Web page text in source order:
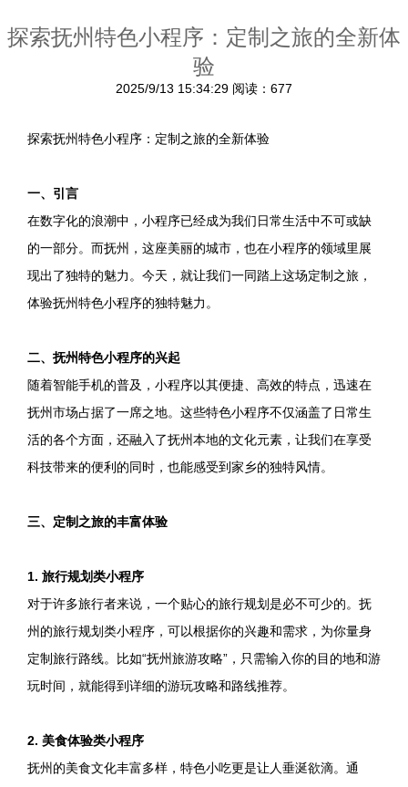
探索抚州特色小程序：定制之旅的全新体
验
2025/9/13 15:34:29 阅读：677
探索抚州特色小程序：定制之旅的全新体验
一、引言
在数字化的浪潮中，小程序已经成为我们日常生活中不可或缺
的一部分。而抚州，这座美丽的城市，也在小程序的领域里展
现出了独特的魅力。今天，就让我们一同踏上这场定制之旅，
体验抚州特色小程序的独特魅力。
二、抚州特色小程序的兴起
随着智能手机的普及，小程序以其便捷、高效的特点，迅速在
抚州市场占据了一席之地。这些特色小程序不仅涵盖了日常生
活的各个方面，还融入了抚州本地的文化元素，让我们在享受
科技带来的便利的同时，也能感受到家乡的独特风情。
三、定制之旅的丰富体验
1. 旅行规划类小程序
对于许多旅行者来说，一个贴心的旅行规划是必不可少的。抚
州的旅行规划类小程序，可以根据你的兴趣和需求，为你量身
定制旅行路线。比如“抚州旅游攻略”，只需输入你的目的地和游
玩时间，就能得到详细的游玩攻略和路线推荐。
2. 美食体验类小程序
抚州的美食文化丰富多样，特色小吃更是让人垂涎欲滴。通